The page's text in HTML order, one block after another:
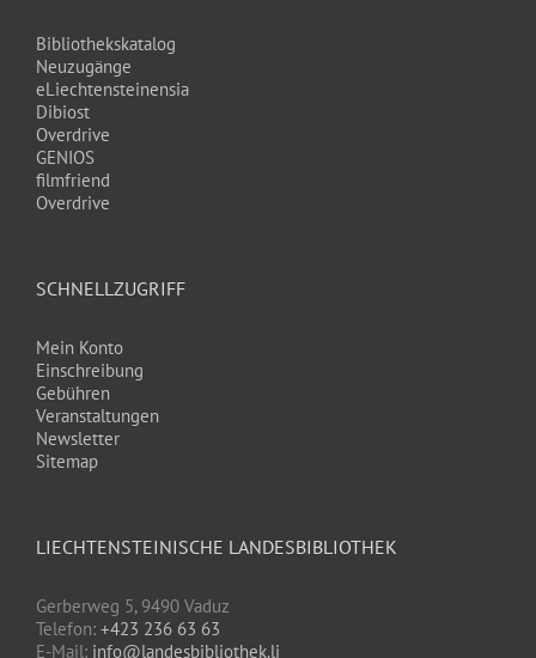
Bibliothekskatalog
Neuzugänge
eLiechtensteinensia
Dibiost
Overdrive
GENIOS
filmfriend
Overdrive
SCHNELLZUGRIFF
Mein Konto
Einschreibung
Gebühren
Veranstaltungen
Newsletter
Sitemap
LIECHTENSTEINISCHE LANDESBIBLIOTHEK
Gerberweg 5, 9490 Vaduz
Telefon: +423 236 63 63
E-Mail: info@landesbibliothek.li